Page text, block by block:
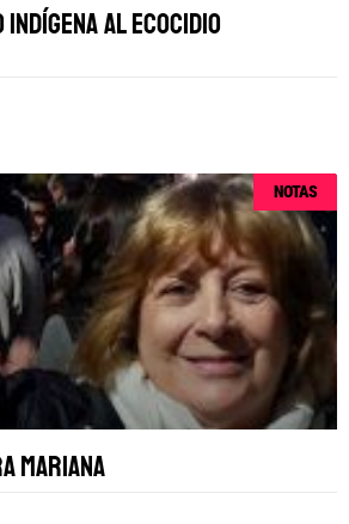
indígena al ecocidio
NOTAS
Mariana